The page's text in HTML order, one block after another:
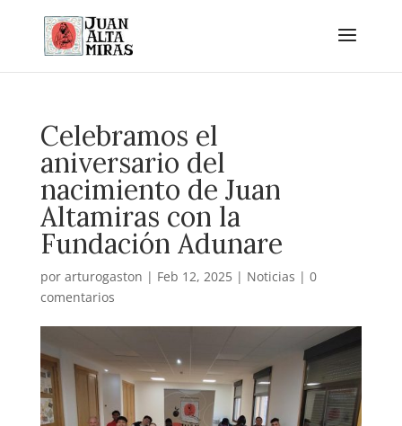
Celebramos el
aniversario del
nacimiento de Juan
Altamiras con la
Fundación Adunare
por arturogaston | Feb 12, 2025| Noticias | 0
comentarios